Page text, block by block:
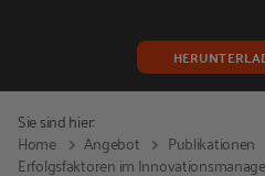
Sie sind hier:
Home
Angebot Publikationen
Erfolgsfaktoren im